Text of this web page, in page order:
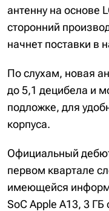
антенну на основе
сторонний
начнет поставки в
По слухам, новая
до 5,1 децибела и
подложке, для
корпуса.
Официальный
первом квартале
имеющейся
SoC Apple A13, 3